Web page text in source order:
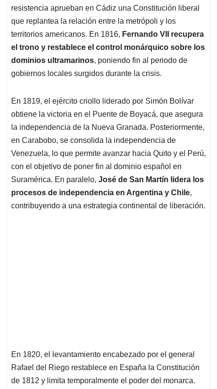
resistencia aprueban en Cádiz una Constitución liberal
que replantea la relación entre la metrópoli y los
territorios americanos. En 1816, Fernando VII recupera
el trono y restablece el control monárquico sobre los
dominios ultramarinos, poniendo fin al periodo de
gobiernos locales surgidos durante la crisis.
En 1819, el ejército criollo liderado por Simón Bolívar
obtiene la victoria en el Puente de Boyacá, que asegura
la independencia de la Nueva Granada. Posteriormente,
en Carabobo, se consolida la independencia de
Venezuela, lo que permite avanzar hacia Quito y el Perú,
con el objetivo de poner fin al dominio español en
Suramérica. En paralelo, José de San Martín lidera los
procesos de independencia en Argentina y Chile,
contribuyendo a una estrategia continental de liberación.
En 1820, el levantamiento encabezado por el general
Rafael del Riego restablece en España la Constitución
de 1812 y limita temporalmente el poder del monarca.